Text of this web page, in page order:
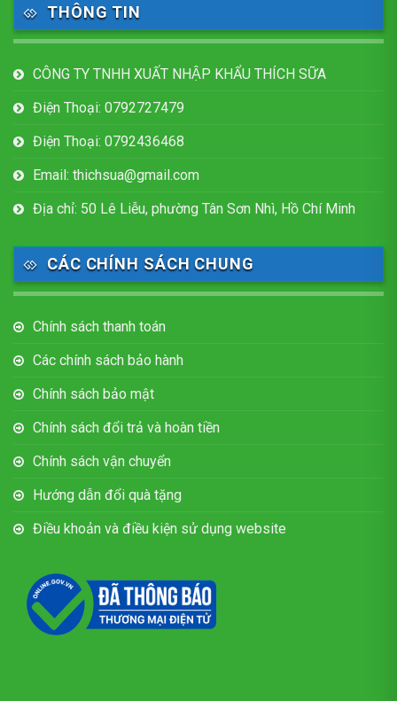
THÔNG TIN
CÔNG TY TNHH XUẤT NHẬP KHẨU THÍCH SỮA
Điện Thoại: 0792727479
Điện Thoại: 0792436468
Email: thichsua@gmail.com
Địa chỉ: 50 Lê Liễu, phường Tân Sơn Nhì, Hồ Chí Minh
CÁC CHÍNH SÁCH CHUNG
Chính sách thanh toán
Các chính sách bảo hành
Chính sách bảo mật
Chính sách đổi trả và hoàn tiền
Chính sách vận chuyển
Hướng dẫn đổi quà tặng
Điều khoản và điều kiện sử dụng website